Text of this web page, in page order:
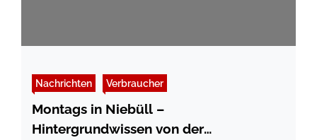
Nachrichten Verbraucher
Montags in Niebüll –
Hintergrundwissen von der